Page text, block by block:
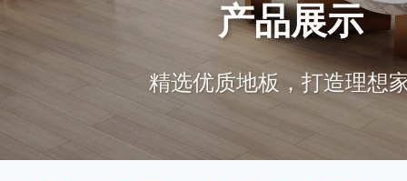
产品展示
精选优质地板，打造理想